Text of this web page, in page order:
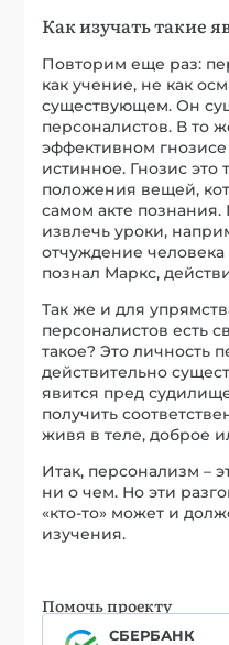
Как изучать такие
Повторим еще раз:
как учение, не как
существующем. Он
персоналистов. В то
эффективном
истинное. Гнозис это
положения вещей,
самом акте
извлечь уроки,
отчуждение
познал Маркс,
Так же и для
персоналистов есть
такое? Это личность
действительно
явится пред
получить
живя в теле, доброе
Итак, персонализм –
ни о чем. Но эти
«кто-то» может и
изучения.
Помочь проекту
СБЕРБАНК